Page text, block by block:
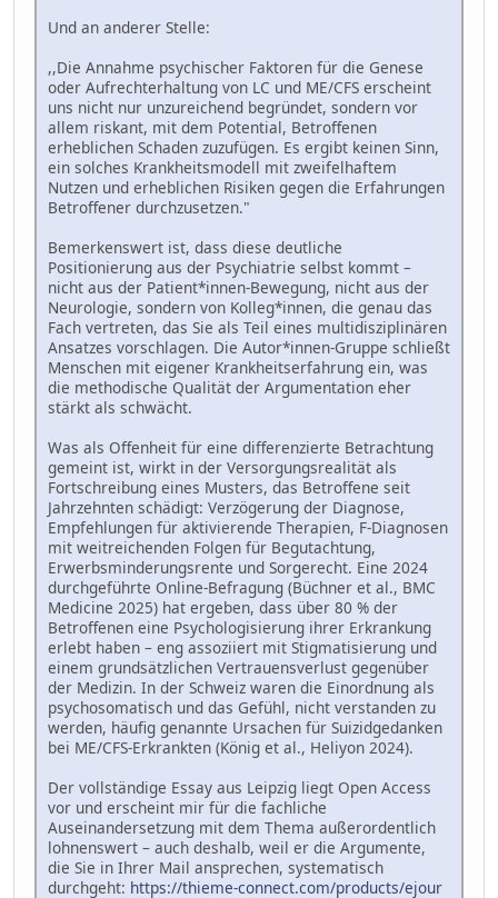
Und an anderer Stelle:
,,Die Annahme psychischer Faktoren für die Genese
oder Aufrechterhaltung von LC und ME/CFS erscheint
uns nicht nur unzureichend begründet, sondern vor
allem riskant, mit dem Potential, Betroffenen
erheblichen Schaden zuzufügen. Es ergibt keinen Sinn,
ein solches Krankheitsmodell mit zweifelhaftem
Nutzen und erheblichen Risiken gegen die Erfahrungen
Betroffener durchzusetzen."
Bemerkenswert ist, dass diese deutliche
Positionierung aus der Psychiatrie selbst kommt –
nicht aus der Patient*innen-Bewegung, nicht aus der
Neurologie, sondern von Kolleg*innen, die genau das
Fach vertreten, das Sie als Teil eines multidisziplinären
Ansatzes vorschlagen. Die Autor*innen-Gruppe schließt
Menschen mit eigener Krankheitserfahrung ein, was
die methodische Qualität der Argumentation eher
stärkt als schwächt.
Was als Offenheit für eine differenzierte Betrachtung
gemeint ist, wirkt in der Versorgungsrealität als
Fortschreibung eines Musters, das Betroffene seit
Jahrzehnten schädigt: Verzögerung der Diagnose,
Empfehlungen für aktivierende Therapien, F-Diagnosen
mit weitreichenden Folgen für Begutachtung,
Erwerbsminderungsrente und Sorgerecht. Eine 2024
durchgeführte Online-Befragung (Büchner et al., BMC
Medicine 2025) hat ergeben, dass über 80 % der
Betroffenen eine Psychologisierung ihrer Erkrankung
erlebt haben – eng assoziiert mit Stigmatisierung und
einem grundsätzlichen Vertrauensverlust gegenüber
der Medizin. In der Schweiz waren die Einordnung als
psychosomatisch und das Gefühl, nicht verstanden zu
werden, häufig genannte Ursachen für Suizidgedanken
bei ME/CFS-Erkrankten (König et al., Heliyon 2024).
Der vollständige Essay aus Leipzig liegt Open Access
vor und erscheint mir für die fachliche
Auseinandersetzung mit dem Thema außerordentlich
lohnenswert – auch deshalb, weil er die Argumente,
die Sie in Ihrer Mail ansprechen, systematisch
durchgeht: https://thieme-connect.com/products/ejour